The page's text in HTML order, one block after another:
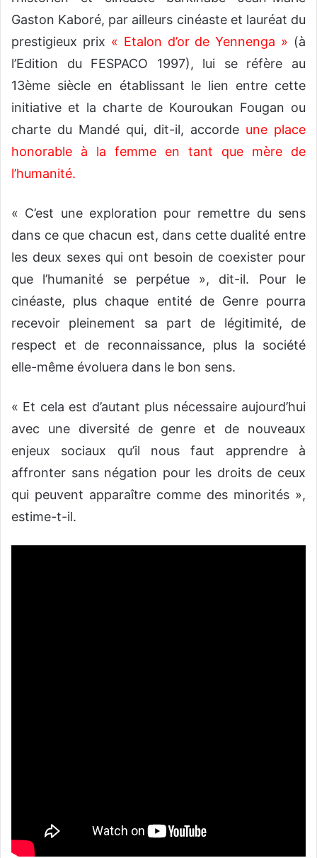
Gaston Kaboré, par ailleurs cinéaste et lauréat du
prestigieux prix « Etalon d’or de Yennenga » (à
l’Edition du FESPACO 1997), lui se réfère au
13ème siècle en établissant le lien entre cette
initiative et la charte de Kouroukan Fougan ou
charte du Mandé qui, dit-il, accorde une place
honorable à la femme en tant que mère de
l’humanité.
« C’est une exploration pour remettre du sens
dans ce que chacun est, dans cette dualité entre
les deux sexes qui ont besoin de coexister pour
que l’humanité se perpétue », dit-il. Pour le
cinéaste, plus chaque entité de Genre pourra
recevoir pleinement sa part de légitimité, de
respect et de reconnaissance, plus la société
elle-même évoluera dans le bon sens.
« Et cela est d’autant plus nécessaire aujourd’hui
avec une diversité de genre et de nouveaux
enjeux sociaux qu’il nous faut apprendre à
affronter sans négation pour les droits de ceux
qui peuvent apparaître comme des minorités »,
estime-t-il.